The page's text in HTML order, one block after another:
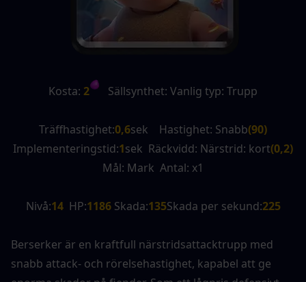
Kosta: 2 Sällsynthet: Vanlig typ: Trupp
Träffhastighet:0,6sek    Hastighet: Snabb(90)
Implementeringstid:1sek  Räckvidd: Närstrid: kort(0,2)
Mål: Mark  Antal: x1
Nivå:14 HP:1186 Skada:135Skada per sekund:225
Berserker är en kraftfull närstridsattacktrupp med
snabb attack- och rörelsehastighet, kapabel att ge